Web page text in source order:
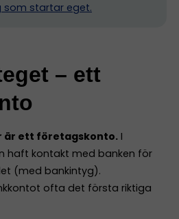
som startar eget.
– ett
är ett företagskonto. I
haft kontakt med banken för
(med bankintyg).
ofta det första riktiga